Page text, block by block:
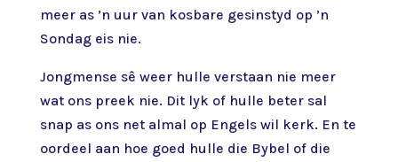
meer as ’n uur van kosbare gesinstyd op ’n
Sondag eis nie.
Jongmense sê weer hulle verstaan nie meer
wat ons preek nie. Dit lyk of hulle beter sal
snap as ons net almal op Engels wil kerk. En te
oordeel aan hoe goed hulle die Bybel of die